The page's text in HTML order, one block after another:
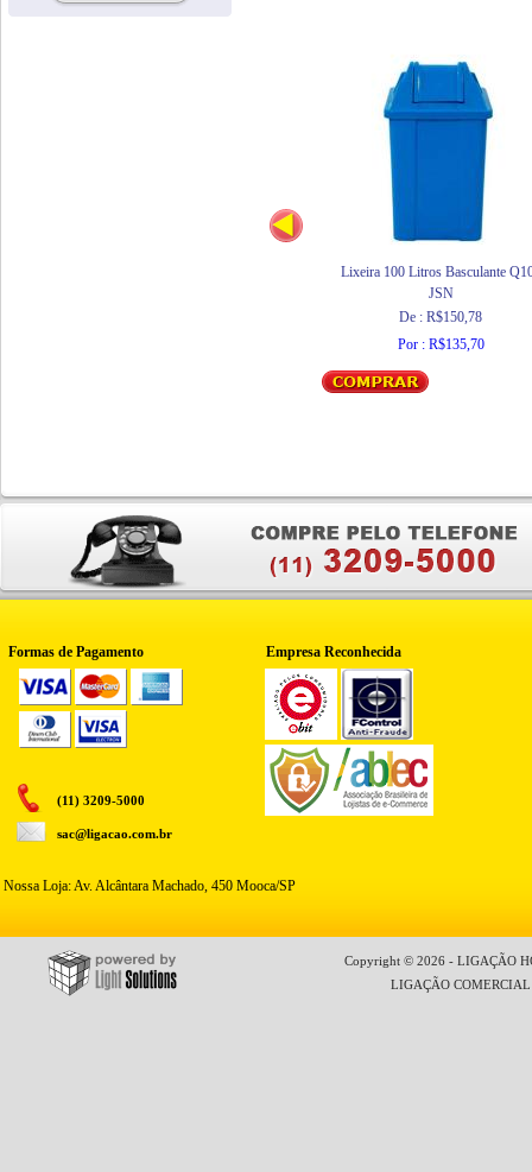
Lixeira 100 Litros Basculante
JSN
De : R$150,78
Por : R$135,70
Formas de Pagamento Empresa Reconhecida
(11) 3209-5000
sac@ligacao.com.br
Nossa Loja: Av. Alcântara Machado, 450 Mooca/SP
Copyright © 2026 - LIGAÇÃO
LIGAÇÃO